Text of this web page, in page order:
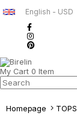
English - USD
My Cart 0 Item
Homepage TOPS